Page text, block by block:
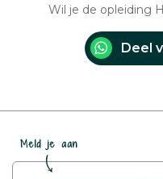
Wil je de opleiding
Deel
Meld je aan